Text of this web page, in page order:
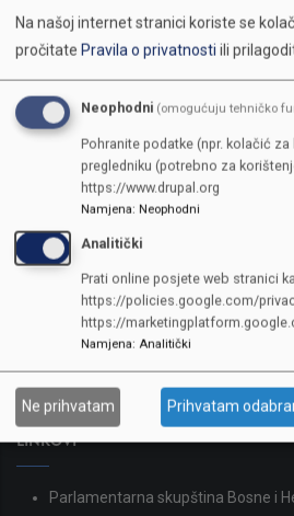
KONTAKTI
SKUPŠTINA
Adresa: Sarajevo, Reisa Džemaludina
387 33 562-210
skupstina@skupstina.ks.gov.ba
LINKOVI
Parlamentarna skupština Bosne i
Na našoj internet stranici koriste se
pročitate Pravila o privatnostiili
Neophodni (omogućuju tehničko
Pohranite podatke (npr. kolačić
pregledniku (potrebno za
https://www.drupal.org
Namjena: Neophodni
Analitički
Prati online posjete web stranici
https://policies.google.com/
https://
Namjena: Analitički
Ne prihvatam Prihvatam